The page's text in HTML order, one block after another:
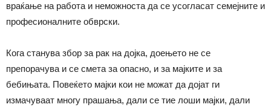
враќање на работа и неможноста да се усогласат семејните и
професионалните обврски.
Кога станува збор за рак на дојка, доењето не се
препорачува и се смета за опасно, и за мајките и за
бебињата. Повеќето мајки кои не можат да дојат ги
измачуваат многу прашања, дали се тие лоши мајки, дали